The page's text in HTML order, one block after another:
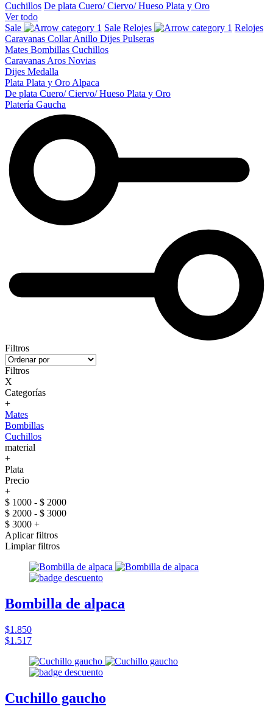
Cuchillos De plata Cuero/ Ciervo/ Hueso Plata y Oro
Ver todo
Sale
Sale Relojes
Relojes
Caravanas CollarAnillo Dijes Pulseras
Mates Bombillas Cuchillos
Caravanas Aros Novias
Dijes Medalla
Plata Plata y Oro Alpaca
De plata Cuero/ Ciervo/ Hueso Plata y Oro
Platería Gaucha
Filtros
Filtros
X
Categorías
+
Mates
Bombillas
Cuchillos
material
+
Plata
Precio
+
$ 1000 - $ 2000
$ 2000 - $ 3000
$ 3000 +
Aplicar filtros
Limpiar filtros
Bombilla de alpaca
$1.850
$1.517
Cuchillo gaucho